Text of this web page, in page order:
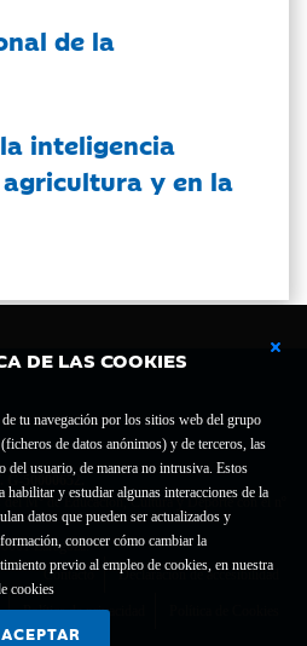
DE LAS COOKIES
tu navegación por los sitios web del grupo
de datos anónimos) y de terceros, las
del usuario, de manera no intrusiva. Estos
habilitar y estudiar algunas interacciones de la
datos que pueden ser actualizados y
conocer cómo cambiar la
previo al empleo de cookies, en nuestra
cookies
ACEPTAR
de la
inteligencia
y en la
50000652.
Mº de Educación, Cultura y Deporte con el nº
Zaragoza.
Contacto
Declaración de accesibilidad
Política de privacidad